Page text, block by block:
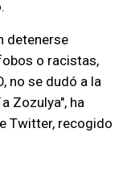
detenerse
o racistas,
no se dudó a la
a Zozulya", ha
Twitter, recogido